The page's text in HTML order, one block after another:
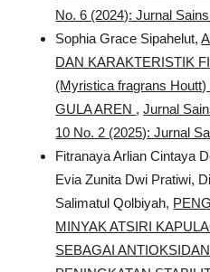
No. 6 (2024): Jurnal
Sophia Grace Sipahelut,
DAN KARAKTERISTIK
(Myristica fragrans
GULA AREN ,Jurnal
10 No. 2 (2025): Jurnal
Fitranaya Arlian Cintaya
Evia Zunita Dwi Pratiwi,
Salimatul Qolbiyah,
MINYAK ATSIRI
SEBAGAI